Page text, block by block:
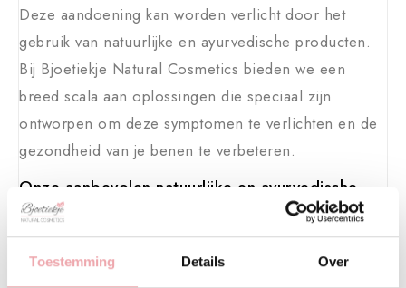
Toestemming Details Over
Deze aandoening kan worden verlicht door het
gebruik van natuurlijke en ayurvedische producten.
Bij Bjoetiekje Natural Cosmetics bieden we een
breed scala aan oplossingen die speciaal zijn
ontworpen om deze symptomen te verlichten en de
gezondheid van je benen te verbeteren.
Onze aanbevolen natuurlijke en ayurvedische
producten
Bij Bjoetiekje Natural Cosmetics hebben we
zorgvuldig geselecteerde producten die effectief